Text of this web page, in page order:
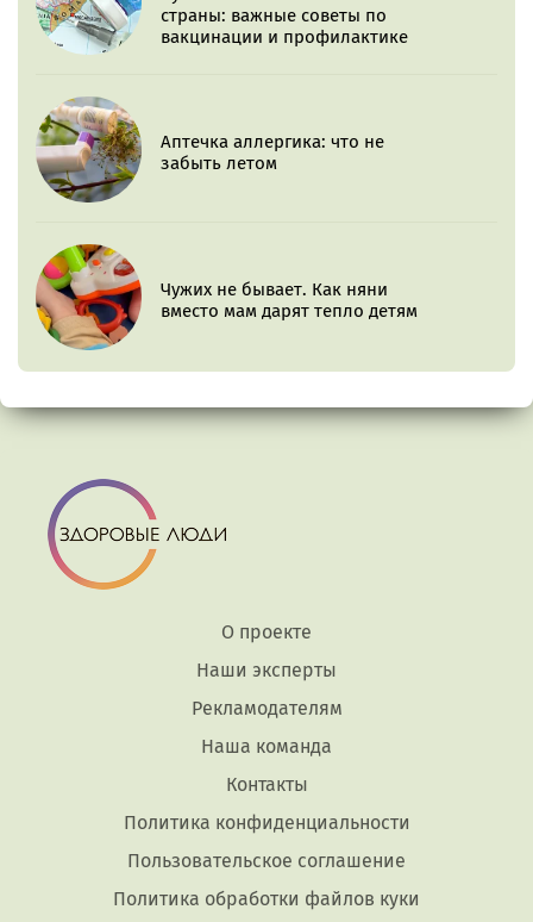
страны: важные советы по
вакцинации и профилактике
Аптечка аллергика: что не
забыть летом
Чужих не бывает. Как няни
вместо мам дарят тепло детям
О проекте
Наши эксперты
Рекламодателям
Наша команда
Контакты
Политика конфиденциальности
Пользовательское соглашение
Политика обработки файлов куки